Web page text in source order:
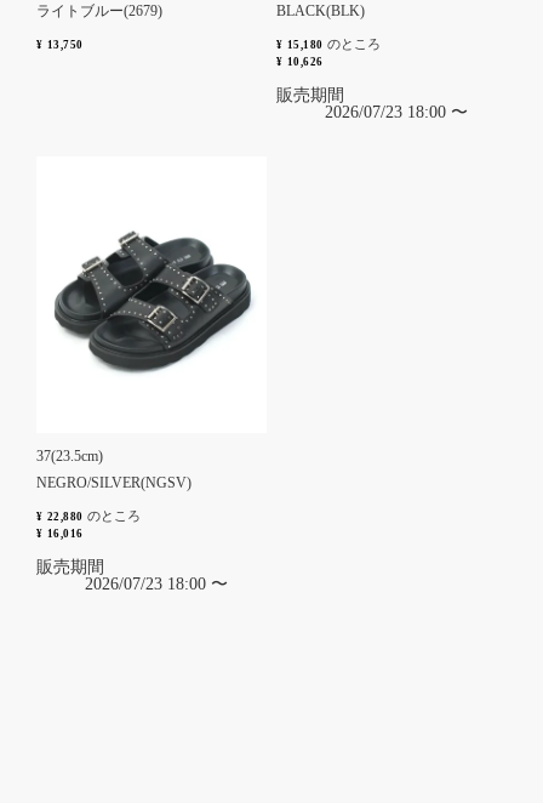
ライトブルー(2679)
¥ 13,750
BLACK(BLK)
¥ 15,180 のところ
¥ 10,626
販売期間
2026/07/23 18:00 〜
37(23.5cm)
NEGRO/SILVER(NGSV)
¥ 22,880 のところ
¥ 16,016
販売期間
2026/07/23 18:00 〜